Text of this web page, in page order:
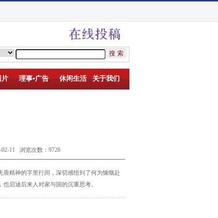
片 理事▪广告 休闲生活 关于我们
11 浏览次数：9728
畏精神的字里行间，深切感悟到了何为慷慨赴
也启迪后来人对家与国的沉重思考。